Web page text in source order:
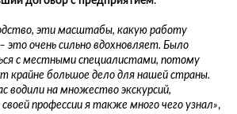
эти масштабы, какую работу
очень сильно вдохновляет. Было
с местными специалистами, потому
крайне большое дело для нашей страны.
водили на множество экскурсий,
своей профессии я также много чего узнал»,